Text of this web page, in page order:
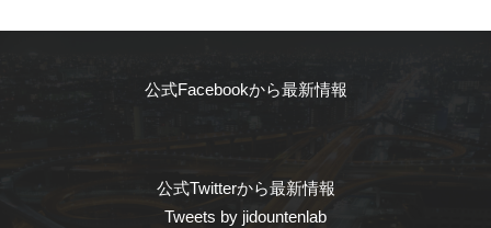
公式Facebookから最新情報
公式Twitterから最新情報
Tweets by jidountenlab